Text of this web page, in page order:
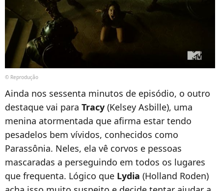
© Reprodução
Ainda nos sessenta minutos de episódio, o outro
destaque vai para Tracy (Kelsey Asbille), uma
menina atormentada que afirma estar tendo
pesadelos bem vívidos, conhecidos como
Parassônia. Neles, ela vê corvos e pessoas
mascaradas a perseguindo em todos os lugares
que frequenta. Lógico que Lydia (Holland Roden)